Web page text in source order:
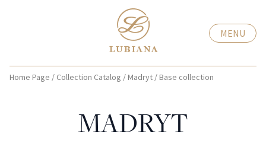
MENU
Home Page / Collection Catalog /Madryt /Base collection
MADRYT